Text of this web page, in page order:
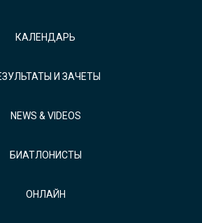
КАЛЕНДАРЬ
И ЗАЧЕТЫ
NEWS & VIDEOS
БИАТЛОНИСТЫ
ОНЛАЙН